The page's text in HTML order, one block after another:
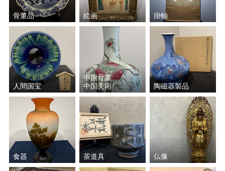
骨董品 絵画 掛軸
人間国宝
中国骨董
中国美術
陶磁器製品
食器 茶道具 仏像